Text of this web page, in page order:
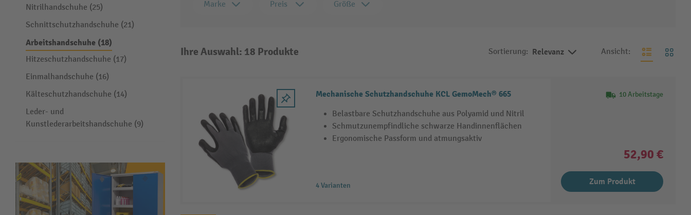
Nitrilhandschuhe (25)
Schnittschutzhandschuhe (21)
Arbeitshandschuhe (18)
Hitzeschutzhandschuhe (17)
Einmalhandschuhe (16)
Kälteschutzhandschuhe (14)
Leder- und
Kunstlederarbeitshandschuhe (9)
Marke Preis Größe
Ihre Auswahl: 18 Produkte Sortierung: Relevanz Ansicht:
Mechanische Schutzhandschuhe KCL GemoMech® 665
Belastbare Schutzhandschuhe aus Polyamid und Nitril
Schmutzunempfindliche schwarze Handinnenflächen
Ergonomische Passform und atmungsaktiv
4 Varianten
10 Arbeitstage
52,90 €
Zum Produkt